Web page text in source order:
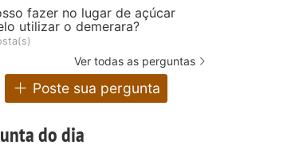
fazer no lugar de açúcar
utilizar o demerara?
Ver todas as perguntas
Poste sua pergunta
do dia